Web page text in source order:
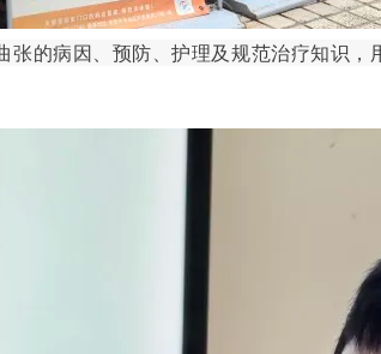
的病因、预防、护理及规范治疗知识，